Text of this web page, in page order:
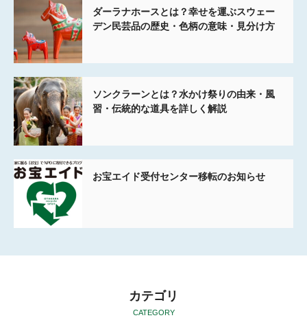
ダーラナホースとは？幸せを運ぶスウェー
デン民芸品の歴史・色柄の意味・見分け方
ソンクラーンとは？水かけ祭りの由来・風
習・伝統的な道具を詳しく解説
お宝エイド受付センター移転のお知らせ
カテゴリ
CATEGORY